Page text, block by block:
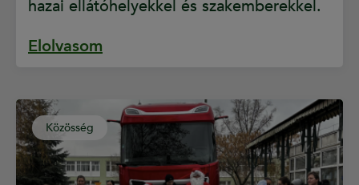
hazai ellátóhelyekkel és szakemberekkel.
Elolvasom
Közösség